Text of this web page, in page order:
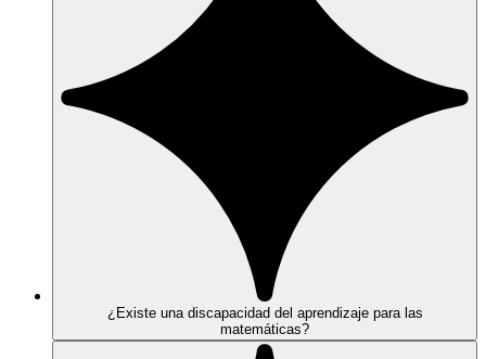
¿Existe una discapacidad del aprendizaje para las
matemáticas?